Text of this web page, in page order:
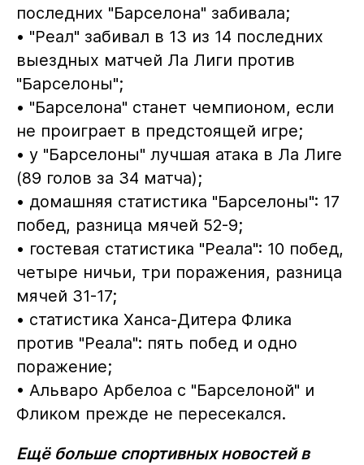
последних "Барселона" забивала;
• "Реал" забивал в 13 из 14 последних
выездных матчей Ла Лиги против
"Барселоны";
• "Барселона" станет чемпионом, если
не проиграет в предстоящей игре;
• у "Барселоны" лучшая атака в Ла Лиге
(89 голов за 34 матча);
• домашняя статистика "Барселоны": 17
побед, разница мячей 52-9;
• гостевая статистика "Реала": 10 побед,
четыре ничьи, три поражения, разница
мячей 31-17;
• статистика Ханса-Дитера Флика
против "Реала": пять побед и одно
поражение;
• Альваро Арбелоа с "Барселоной" и
Фликом прежде не пересекался.
Ещё больше спортивных новостей в